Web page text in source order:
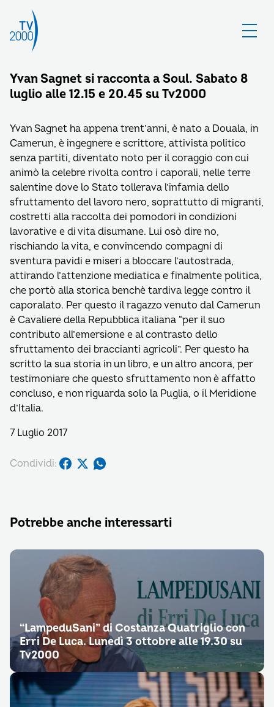
Yvan Sagnet si racconta a Soul. Sabato 8
luglio alle 12.15 e 20.45 su Tv2000
Yvan Sagnet ha appena trent’anni, è nato a Douala, in
Camerun, è ingegnere e scrittore, attivista politico
senza partiti, diventato noto per il coraggio con cui
animò la celebre rivolta contro i caporali, nelle terre
salentine dove lo Stato tollerava l’infamia dello
sfruttamento del lavoro nero, soprattutto di migranti,
costretti alla raccolta dei pomodori in condizioni
lavorative e di vita disumane. Lui osò dire no,
rischiando la vita, e convincendo compagni di
sventura pavidi e miseri a bloccare l’autostrada,
attirando l’attenzione mediatica e finalmente politica,
che portò alla storica benchè tardiva legge contro il
caporalato. Per questo il ragazzo venuto dal Camerun
è Cavaliere della Repubblica italiana “per il suo
contributo all’emersione e al contrasto dello
sfruttamento dei braccianti agricoli”. Per questo ha
scritto la sua storia in un libro, e un altro ancora, per
testimoniare che questo sfruttamento non è affatto
concluso, e non riguarda solo la Puglia, o il Meridione
d’Italia.
7 Luglio 2017
Condividi:
Potrebbe anche interessarti
“LampeduSani” di Costanza Quatriglio con
Erri De Luca. Lunedì 3 ottobre alle 19.30 su
Tv2000